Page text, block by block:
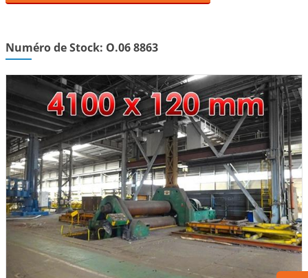
Numéro de Stock: O.06 8863